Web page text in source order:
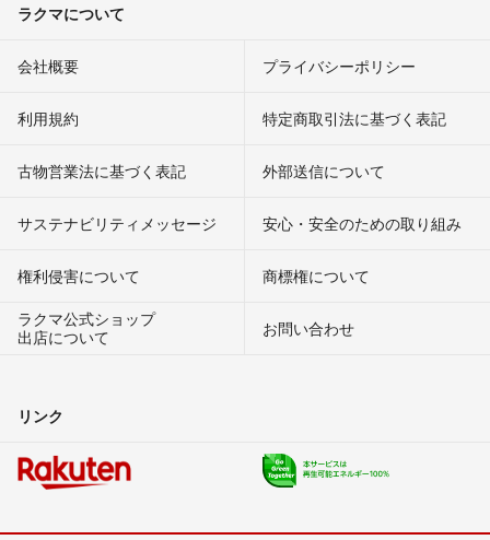
ラクマについて
会社概要 プライバシーポリシー
利用規約 特定商取引法に基づく表記
古物営業法に基づく表記 外部送信について
サステナビリティメッセージ 安心・安全のための取り組み
権利侵害について
商標権について
ラクマ公式ショップ
出店について
お問い合わせ
リンク